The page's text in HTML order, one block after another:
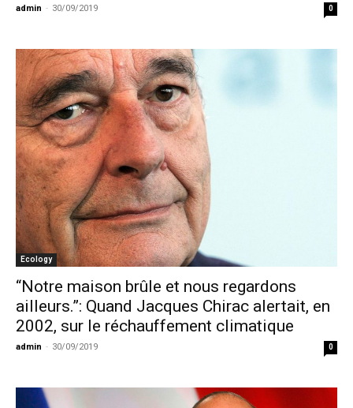
admin - 30/09/2019 0
Ecology
“Notre maison brûle et nous regardons
ailleurs.”: Quand Jacques Chirac alertait, en
2002, sur le réchauffement climatique
admin - 30/09/2019 0